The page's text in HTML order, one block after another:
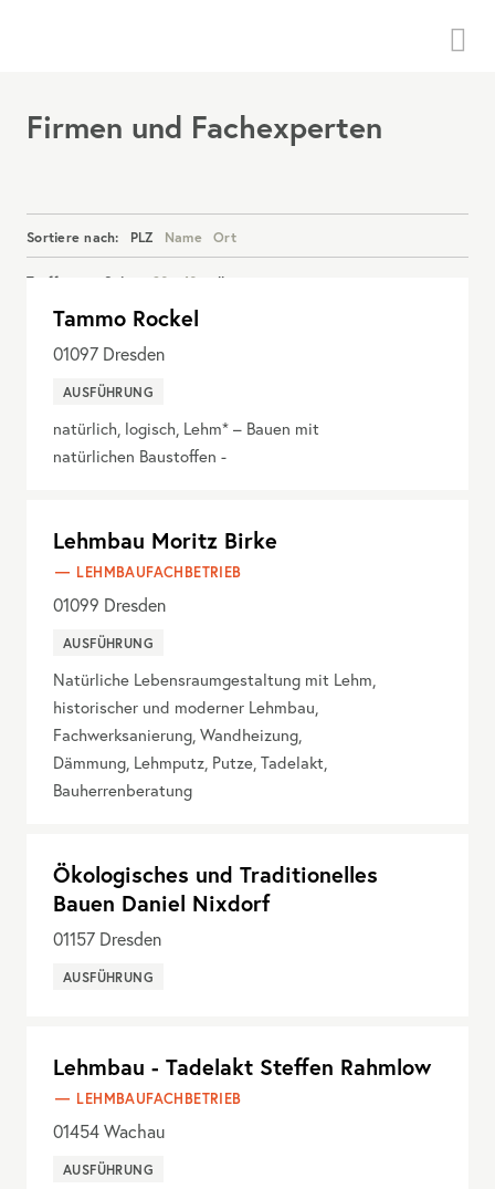
Firmen und Fachexperten
Sortiere nach: PLZ Name Ort
Treffer pro Seite: 20 40 alle
Details anzeigen
Tammo Rockel
01097 Dresden
AUSFÜHRUNG
natürlich, logisch, Lehm* – Bauen mit
natürlichen Baustoffen -
Lehmbau Moritz Birke
LEHMBAUFACHBETRIEB
01099 Dresden
AUSFÜHRUNG
Natürliche Lebensraumgestaltung mit Lehm,
historischer und moderner Lehmbau,
Fachwerksanierung, Wandheizung,
Dämmung, Lehmputz, Putze, Tadelakt,
Bauherrenberatung
Ökologisches und Traditionelles
Bauen Daniel Nixdorf
01157 Dresden
AUSFÜHRUNG
Lehmbau - Tadelakt Steffen Rahmlow
LEHMBAUFACHBETRIEB
01454Wachau
AUSFÜHRUNG